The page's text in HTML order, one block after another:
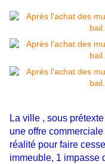
La ville , sous
une offre
réalité pour faire
immeuble, 1 impasse